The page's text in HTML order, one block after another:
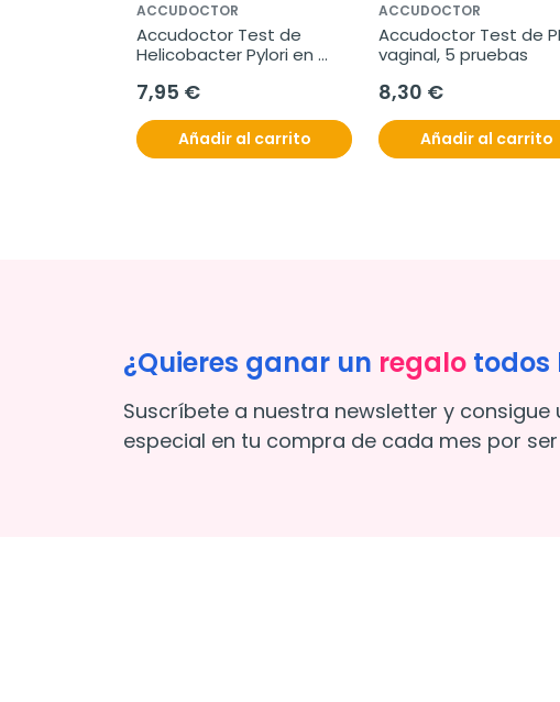
ACCUDOCTOR
Accudoctor Test de
Helicobacter Pylori en
7,95 €
Añadir al carrito
ACCUDOCTOR
Accudoctor Test de
vaginal, 5 pruebas
8,30 €
Añadir al carrito
¿Quieres ganar un regalo todos
Suscríbete a nuestra newsletter y consigue
especial en tu compra de cada mes por